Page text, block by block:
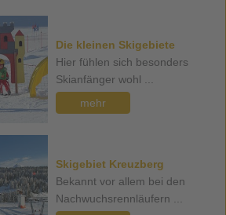
Die kleinen Skigebiete
Hier fühlen sich besonders
Skianfänger wohl ...
mehr
Skigebiet Kreuzberg
Bekannt vor allem bei den
Nachwuchsrennläufern ...